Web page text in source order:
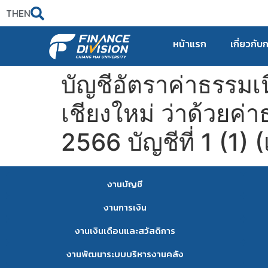
THEN
หน้าแรก เกี่ยวกับ
บัญชีอัตราค่าธรรม
เชียงใหม่ ว่าด้วยค่
2566 บัญชีที่ 1 (1)
งานบัญชี
งานการเงิน
งานเงินเดือนและสวัสดิการ
งานพัฒนาระบบบริหารงานคลัง